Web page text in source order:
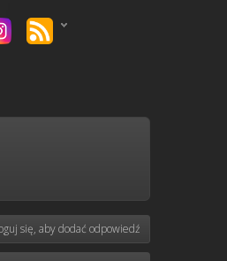
się, aby dodać odpowiedź